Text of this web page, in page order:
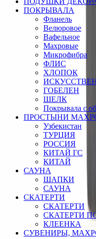
ПОКРЫВАЛА
Фланель
Велюровое
Вафельное
Махровые
Микрофибра
ФЛИС
ХЛОПОК
ГОБЕЛЕН
ШЕЛК
Покрывала с
ПРОСТЫНИ
Узбекистан
ТУРЦИЯ
РОССИЯ
КИТАЙ ГС
КИТАЙ
САУНА
ШАПКИ
САУНА
СКАТЕРТИ
СКАТЕРТИ
СКАТЕРТИ
КЛЕЕНКА
СУВЕНИРЫ,